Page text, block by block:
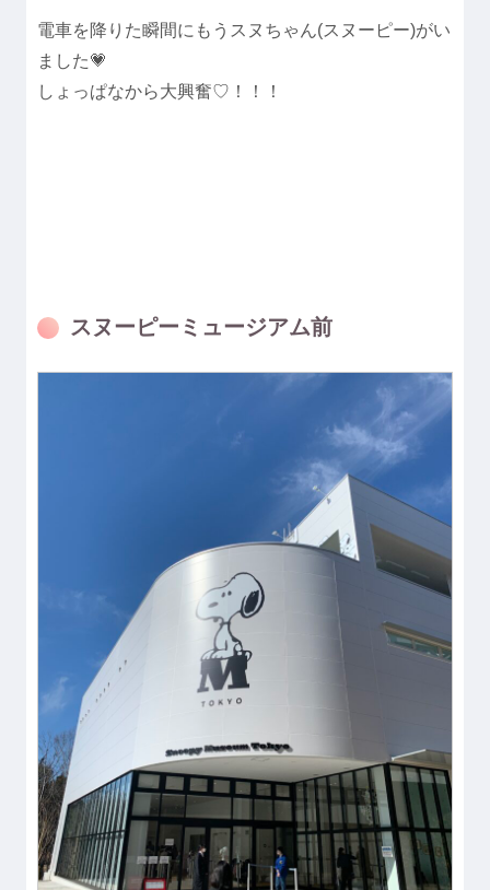
電車を降りた瞬間にもうスヌちゃん(スヌーピー)がい
ました💗
しょっぱなから大興奮♡！！！
スヌーピーミュージアム前